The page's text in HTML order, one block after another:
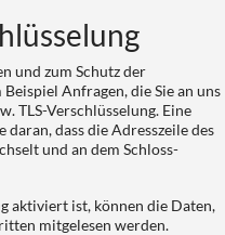
und zum Schutz der
Anfragen, die Sie an uns
TLS-Verschlüsselung. Eine
dass die Adresszeile des
und an dem Schloss-
aktiviert ist, können die Daten,
mitgelesen werden.